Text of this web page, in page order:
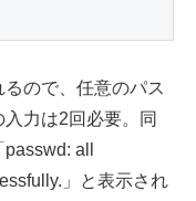
ので、任意のパス
力は2回必要。同
all
」と表示され